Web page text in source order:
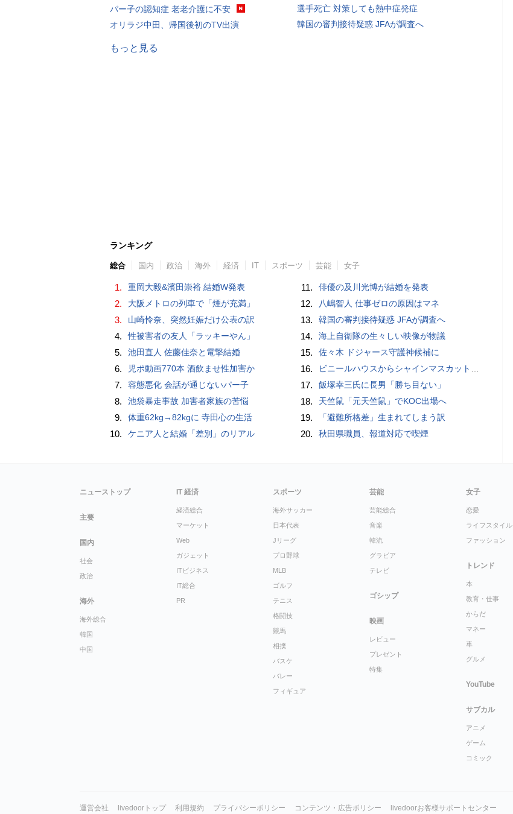
パー子の認知症 老老介護に不安
オリラジ中田、帰国後初のTV出演
選手死亡 対策しても熱中症発症
韓国の審判接待疑惑 JFAが調査へ
もっと見る
ランキング
総合 国内 政治 海外 経済 IT スポーツ 芸能 女子
1. 重岡大毅&濱田崇裕 結婚W発表
2. 大阪メトロの列車で「煙が充満」
3. 山崎怜奈、突然妊娠だけ公表の訳
4. 性被害者の友人「ラッキーやん」
5. 池田直人 佐藤佳奈と電撃結婚
6. 児ポ動画770本 酒飲ませ性加害か
7. 容態悪化 会話が通じないパー子
8. 池袋暴走事故 加害者家族の苦悩
9. 体重62kg→82kgに 寺田心の生活
10. ケニア人と結婚「差別」のリアル
11. 俳優の及川光博が結婚を発表
12. 八嶋智人 仕事ゼロの原因はマネ
13. 韓国の審判接待疑惑 JFAが調査へ
14. 海上自衛隊の生々しい映像が物議
15. 佐々木 ドジャース守護神候補に
16. ビニールハウスからシャインマスカット約200房を盗んだ疑い ネットで販売か 無職の男（42）逮捕 岡山県警
17. 飯塚幸三氏に長男「勝ち目ない」
18. 天竺鼠「元天竺鼠」でKOC出場へ
19. 「避難所格差」生まれてしまう訳
20. 秋田県職員、報道対応で喫煙
ニューストップ
主要
国内
社会
政治
海外
海外総合
韓国
中国
IT 経済
経済総合
マーケット
Web
ガジェット
ITビジネス
IT総合
PR
スポーツ
海外サッカー
日本代表
Jリーグ
プロ野球
MLB
ゴルフ
テニス
格闘技
競馬
相撲
バスケ
バレー
フィギュア
芸能
芸能総合
音楽
韓流
グラビア
テレビ
ゴシップ
映画
レビュー
プレゼント
特集
女子
恋愛
ライフスタイル
ファッション
トレンド
本
教育・仕事
からだ
マネー
車
グルメ
YouTube
サブカル
アニメ
ゲーム
コミック
運営会社 livedoorトップ 利用規約 プライバシーポリシー コンテンツ・広告ポリシー livedoorお客様サポートセンター